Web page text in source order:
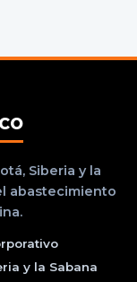
Siberia y la
abastecimiento
y la Sabana